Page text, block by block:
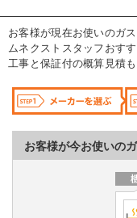
お客様が現在お使いのガ
ムネクストスタッフおす
工事と保証付の概算見積も
お客様が今お使いの